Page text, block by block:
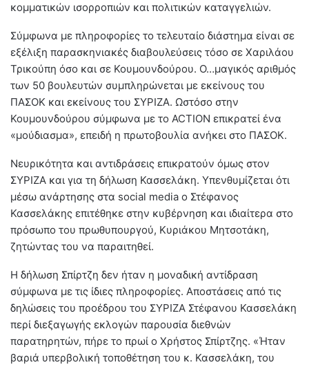
κομματικών ισορροπιών και πολιτικών καταγγελιών.
Σύμφωνα με πληροφορίες το τελευταίο διάστημα είναι σε
εξέλιξη παρασκηνιακές διαβουλεύσεις τόσο σε Χαριλάου
Τρικούπη όσο και σε Κουμουνδούρου. O…μαγικός αριθμός
των 50 βουλευτών συμπληρώνεται με εκείνους του
ΠΑΣΟΚ και εκείνους του ΣΥΡΙΖΑ. Ωστόσο στην
Κουμουνδούρου σύμφωνα με το ACTION επικρατεί ένα
«μούδιασμα», επειδή η πρωτοβουλία ανήκει στο ΠΑΣΟΚ.
Νευρικότητα και αντιδράσεις επικρατούν όμως στον
ΣΥΡΙΖΑ και για τη δήλωση Κασσελάκη. Υπενθυμίζεται ότι
μέσω ανάρτησης στα social media ο Στέφανος
Κασσελάκης επιτέθηκε στην κυβέρνηση και ιδιαίτερα στο
πρόσωπο του πρωθυπουργού, Κυριάκου Μητσοτάκη,
ζητώντας του να παραιτηθεί.
Η δήλωση Σπίρτζη δεν ήταν η μοναδική αντίδραση
σύμφωνα με τις ίδιες πληροφορίες. Αποστάσεις από τις
δηλώσεις του προέδρου του ΣΥΡΙΖΑ Στέφανου Κασσελάκη
περί διεξαγωγής εκλογών παρουσία διεθνών
παρατηρητών, πήρε το πρωί ο Χρήστος Σπίρτζης. «Ήταν
βαριά υπερβολική τοποθέτηση του κ. Κασσελάκη, του